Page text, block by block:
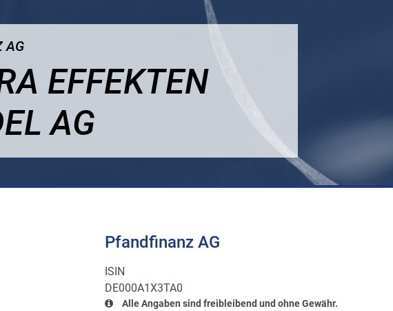
AG
EFFEKTEN
AG
Pfandfinanz AG
ISIN
DE000A1X3TA0
Alle Angaben sind freibleibend und ohne Gewähr.